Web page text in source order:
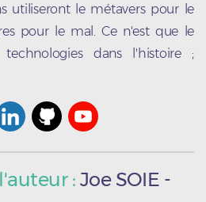
utiliseront le métavers pour le
pour le mal. Ce n'est que le
dans l'histoire ;
: Joe SOIE -